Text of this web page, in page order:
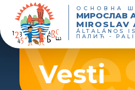
ОСНОВНА
МИРОСЛАВ
MIROSLAV
ÁLTALÁNOS
ПАЛИЋ -
Vesti